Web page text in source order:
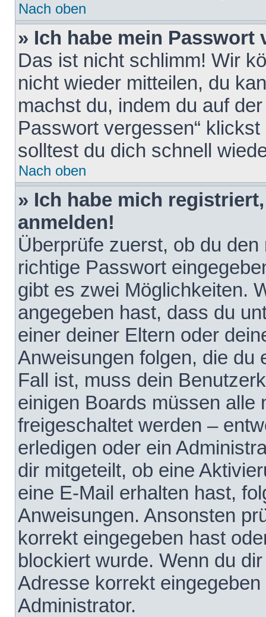
Nach oben
» Ich habe mein Passwort
Das ist nicht schlimm! Wir
nicht wieder mitteilen, du
machst du, indem du auf
Passwort vergessen“
solltest du dich schnell
Nach oben
» Ich habe mich
anmelden!
Überprüfe zuerst, ob du
richtige Passwort
gibt es zwei Möglichkeiten.
angegeben hast, dass du
einer deiner Eltern oder
Anweisungen folgen, die du
Fall ist, muss dein
einigen Boards müssen alle
freigeschaltet werden –
erledigen oder ein
dir mitgeteilt, ob eine
eine E-Mail erhalten hast,
Anweisungen. Ansonsten
korrekt eingegeben hast
blockiert wurde. Wenn du
Adresse korrekt
Administrator.